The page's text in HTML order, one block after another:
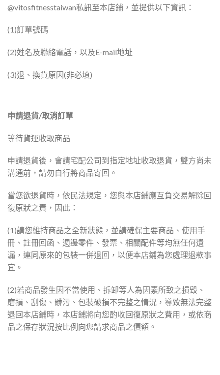
@vitosfitnesstaiwan私訊至本店鋪，並提供以下資訊：
(1)訂單號碼
(2)姓名及聯絡電話，以及E-mail地址
(3)退、換貨原因(非必填)
申請退貨/取消訂單
等待貨運收取商品
申請退貨後，會請宅配公司到指定地址收取退貨，雙方尚未
溝通前，請勿自行將商品寄回。
當您欲退貨時，依民法規定，您與本店鋪應互負交易解除回
復原狀之責，因此：
(1)請您維持商品之全新狀態，並請確保主要商品、使用手
冊、註冊回函、週邊零件、發票、相關配件等均無任何遺
漏，連同原來的包裝一併退回，以便本店鋪為您處理退款事
宜。
(2)若商品發生因不當使用、拆卸等人為因素所致之損毀、
磨損、刮傷、髒污、包裝破損不完整之情況，導致無法完整
退回本店鋪時，本店鋪將向您酌收回復原狀之費用，或依商
品之保存狀況按比例向您請求商品之價額。